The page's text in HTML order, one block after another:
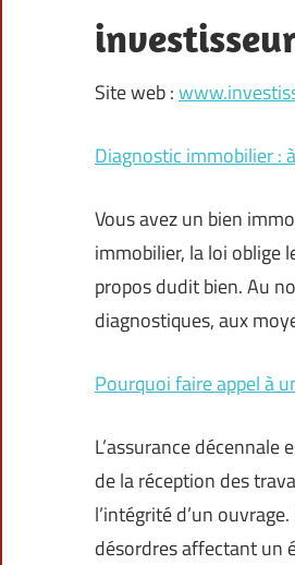
Site web :
Diagnostic immobilier :
Vous avez un bien
immobilier, la loi oblige
propos dudit bien. Au
diagnostiques, aux
Pourquoi faire appel à
L’assurance
de la réception des
l’intégrité d’un
désordres affectant un